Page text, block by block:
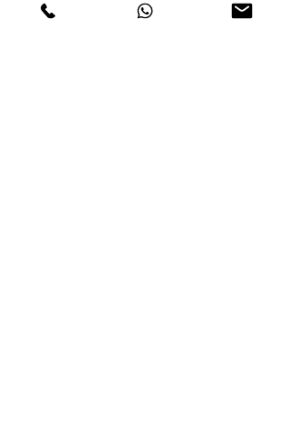
טורינג
טיולי אופניים בשטח